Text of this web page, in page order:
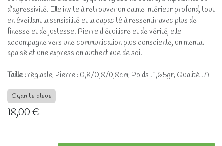
d’agressivité. Elle invite à retrouver un calme intérieur profond, tout
en éveillant la sensibilité et la capacité à ressentir avec plus de
finesse et de justesse. Pierre d’équilibre et de vérité, elle
accompagne vers une communication plus consciente, un mental
apaisé et une expression authentique de soi.
Taille : réglable; Pierre : 0,8/0,8/0,8cm; Poids : 1,65gr; Qualité : A
Cyanite bleue
18,00€